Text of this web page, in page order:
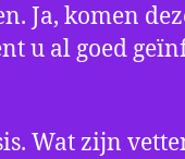
Ja, komen
u al goed
Wat zijn